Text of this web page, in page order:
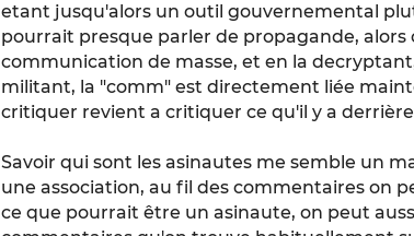
etant jusqu'alors un outil gouvernemental
pourrait presque parler de propagande, alors
communication de masse, et en la
militant, la "comm" est directement liée
critiquer revient a critiquer ce qu'il y a
Savoir qui sont les asinautes me semble un
une association, au fil des commentaires on
ce que pourrait être un asinaute, on peut